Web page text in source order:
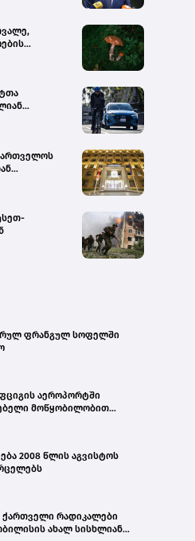
ეს იყო
დროშები
ფრანგულ სოფელში
აეროპორტში
მოწყობილობით
2008 წლის აგვისტოს
ქართველი რადიკალები
ახალ სისხლიან